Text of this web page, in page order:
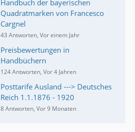
Handbuch der bayerischen
Quadratmarken von Francesco
Cargnel
43 Antworten, Vor einem Jahr
Preisbewertungen in
Handbüchern
124 Antworten, Vor 4 Jahren
Posttarife Ausland ---> Deutsches
Reich 1.1.1876 - 1920
8 Antworten, Vor 9 Monaten